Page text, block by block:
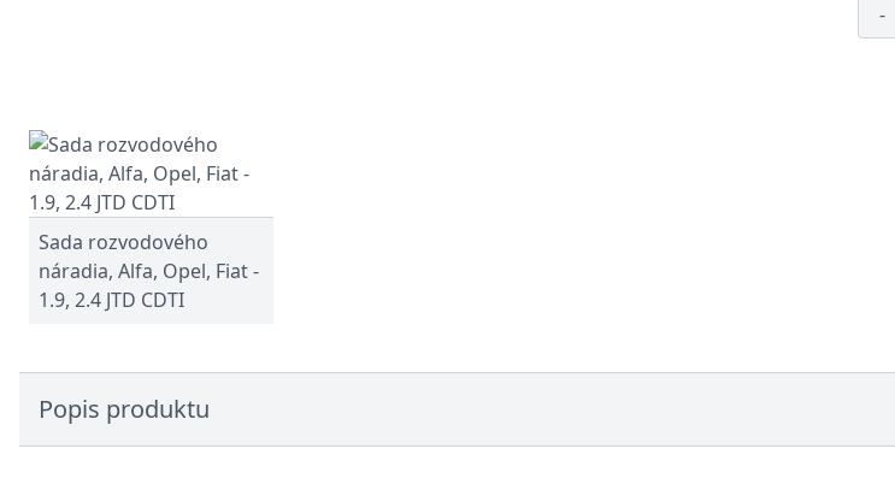
-
Sada rozvodového
náradia, Alfa, Opel, Fiat -
1.9, 2.4 JTD CDTI
Popis produktu